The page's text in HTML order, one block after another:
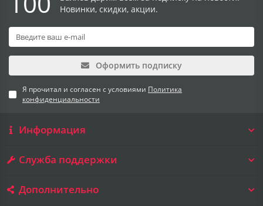
Новинки, скидки, акции.
Оформить подписку
Я прочитал и согласен с условиями Политика
конфиденциальности
Информация
Служба поддержки
Дополнительно